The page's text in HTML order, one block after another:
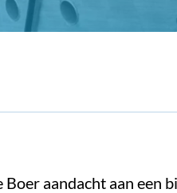
aandacht aan een